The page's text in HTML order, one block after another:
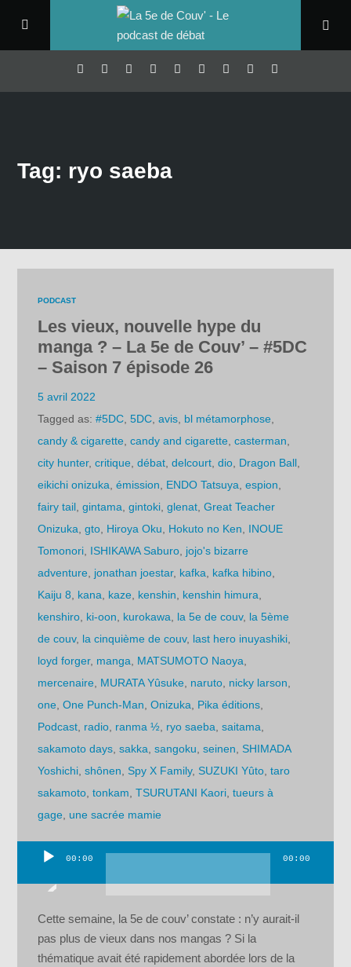
Tag: ryo saeba
PODCAST
Les vieux, nouvelle hype du
manga ? – La 5e de Couv’ – #5DC
– Saison 7 épisode 26
5 avril 2022
Tagged as:#5DC ,5DC ,avis bl métamorphose
candy & cigarette ,candy and cigarette ,casterman
city hunter,critique ,débat ,delcourt ,dio Dragon Ball
eikichi onizuka ,émission ENDO Tatsuya ,espion
fairy tail ,gintama ,gintoki ,glenat ,Great Teacher
Onizuka ,gto Hiroya Oku Hokuto no Ken
INOUE
Tomonori ISHIKAWA Saburo jojo's bizarre
adventure jonathan joestar, kafka kafka hibino
Kaiju 8
kana kaze kenshin kenshin himura
kenshiro ki-oon kurokawa la 5e de couv, la 5ème
de couv, la cinquième de couv, last hero inuyashiki
loyd forger, manga MATSUMOTO Naoya
mercenaire MURATA Yûsuke naruto nicky larson
one ,One Punch-Man ,Onizuka Pika éditions
Podcast radio ranma ½ ryo saeba ,saitama
sakamoto days ,sakka ,sangoku ,seinen ,SHIMADA
Yoshichi ,shônen ,Spy X Family,SUZUKI Yûto ,taro
sakamoto ,tonkam ,TSURUTANI Kaori ,tueurs à
gage une sacrée mamie
00:00 00:00
Cette semaine, la 5e de couv’ constate : n’y aurait-il
pas plus de vieux dans nos mangas ? Si la
thématique avait été rapidement abordée lors de la